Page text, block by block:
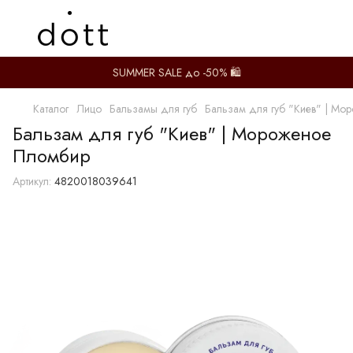
SUMMER SALE до -50% 🛍️
Каталог Лицо Бальзамы для губ Бальзам для губ "Киев" |
Бальзам для губ "Киев" | Мороженое
Пломбир
Артикул: 4820018039641